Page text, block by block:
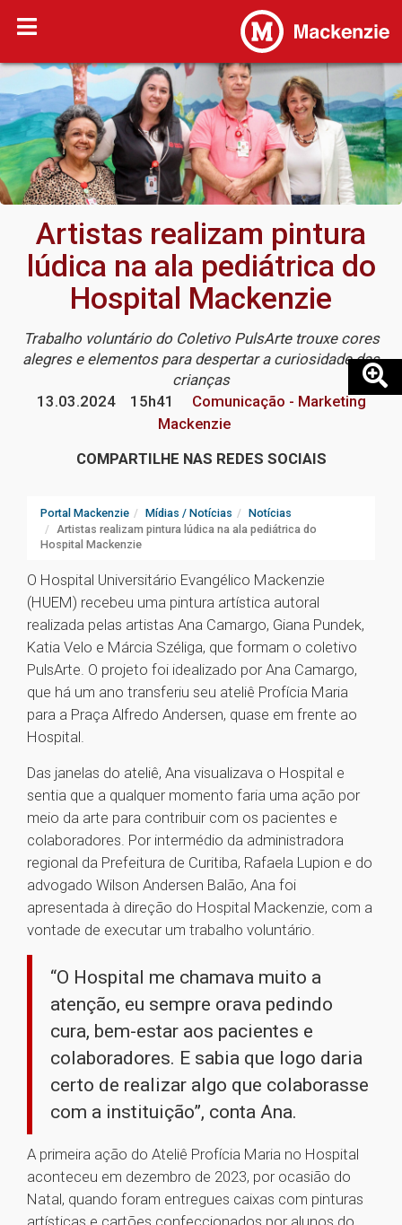
Artistas realizam pintura
lúdica na ala pediátrica do
Hospital Mackenzie
Trabalho voluntário do Coletivo PulsArte trouxe cores
alegres e elementos para despertar a curiosidade das
crianças
13.03.2024
15h41
Comunicação - Marketing
Mackenzie
COMPARTILHE NAS REDES SOCIAIS
Portal Mackenzie Mídias / Notícias
Notícias
Artistas realizam pintura lúdica na ala pediátrica do
Hospital Mackenzie
O Hospital Universitário Evangélico Mackenzie
(HUEM) recebeu uma pintura artística autoral
realizada pelas artistas Ana Camargo, Giana Pundek,
Katia Velo e Márcia Széliga, que formam o coletivo
PulsArte. O projeto foi idealizado por Ana Camargo,
que há um ano transferiu seu ateliê Profícia Maria
para a Praça Alfredo Andersen, quase em frente ao
Hospital.
Das janelas do ateliê, Ana visualizava o Hospital e
sentia que a qualquer momento faria uma ação por
meio da arte para contribuir com os pacientes e
colaboradores. Por intermédio da administradora
regional da Prefeitura de Curitiba, Rafaela Lupion e do
advogado Wilson Andersen Balão, Ana foi
apresentada à direção do Hospital Mackenzie, com a
vontade de executar um trabalho voluntário.
“O Hospital me chamava muito a
atenção, eu sempre orava pedindo
cura, bem-estar aos pacientes e
colaboradores. E sabia que logo daria
certo de realizar algo que colaborasse
com a instituição”, conta Ana.
A primeira ação do Ateliê Profícia Maria no Hospital
aconteceu em dezembro de 2023, por ocasião do
Natal, quando foram entregues caixas com pinturas